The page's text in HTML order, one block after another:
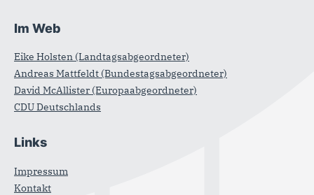
Im Web
Eike Holsten (Landtagsabgeordneter)
Andreas Mattfeldt (Bundestagsabgeordneter)
David McAllister (Europaabgeordneter)
CDU Deutschlands
Links
Impressum
Kontakt